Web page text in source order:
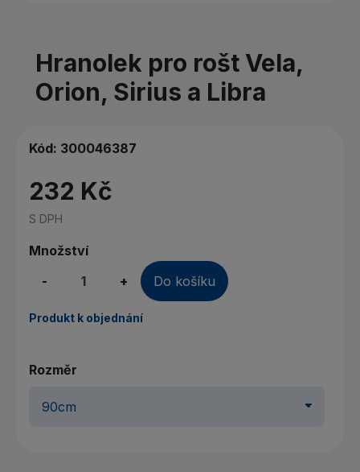
Hranolek pro rošt Vela,
Orion, Sirius a Libra
Kód: 300046387
232 Kč
S DPH
Množství
-
+ Do košíku
Produkt k objednání
Rozměr